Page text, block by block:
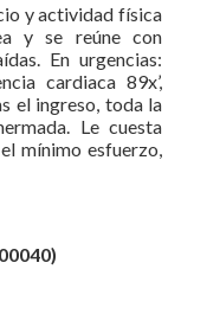
y actividad física
y se reúne con
En urgencias:
cardiaca 89x’,
el ingreso, toda la
Le cuesta
mínimo esfuerzo,